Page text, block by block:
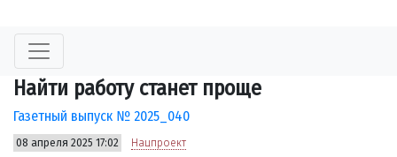
Найти работу станет проще
Газетный выпуск № 2025_040
08 апреля 2025 17:02 Нацпроект